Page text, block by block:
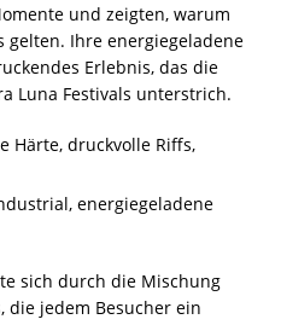
und zeigten, warum
gelten. Ihre energiegeladene
Erlebnis, das die
Luna Festivals unterstrich.
Härte, druckvolle Riffs,
energiegeladene
sich durch die Mischung
die jedem Besucher ein